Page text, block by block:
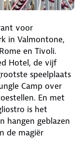
voor
in Valmontone,
en Tivoli.
Hotel, de vijf
speelplaats
Camp over
En met
is het
hangen geblazen
de magiër